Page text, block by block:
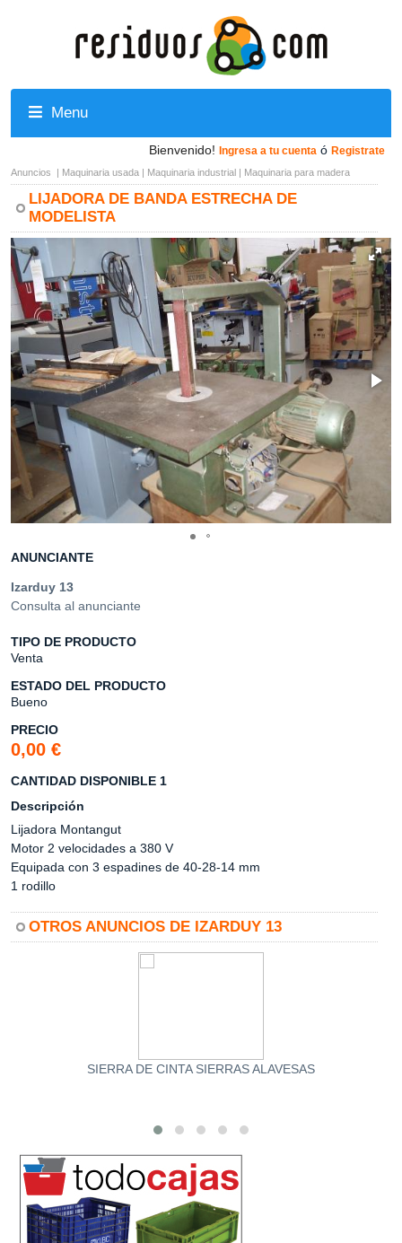
Menu
Bienvenido! Ingresa a tu cuenta ó Registrate
Anuncios | Maquinaria usada | Maquinaria industrial | Maquinaria para madera
LIJADORA DE BANDA ESTRECHA DE
MODELISTA
ANUNCIANTE
Izarduy 13
Consulta al anunciante
TIPO DE PRODUCTO
Venta
ESTADO DEL PRODUCTO
Bueno
PRECIO
0,00 €
CANTIDAD DISPONIBLE 1
Descripción
Lijadora Montangut
Motor 2 velocidades a 380 V
Equipada con 3 espadines de 40-28-14 mm
1 rodillo
OTROS ANUNCIOS DE IZARDUY 13
SIERRA DE CINTA SIERRAS ALAVESAS